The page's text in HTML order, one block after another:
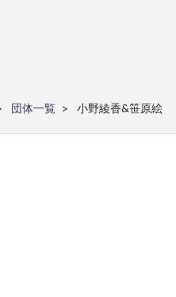
団体一覧
小野綾香&笹原絵